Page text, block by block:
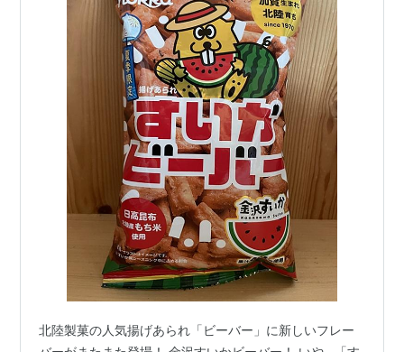
北陸製菓の人気揚げあられ「ビーバー」に新しいフレー